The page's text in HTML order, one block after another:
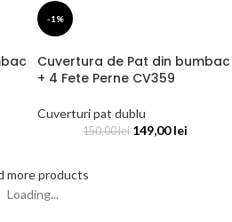
-1%
Cuvertura de Pat din bumbac
+ 4 Fete Perne CV359
Cuverturi pat dublu
150,00lei 149,00lei
more products
Loading...